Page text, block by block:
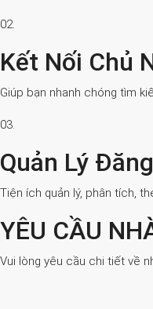
02.
Kết Nối Chủ
Giúp bạn nhanh chóng tìm
03.
Quản Lý
Tiện ích quản lý, phân tích,
YÊU CẦU
Vui lòng yêu cầu chi tiết về